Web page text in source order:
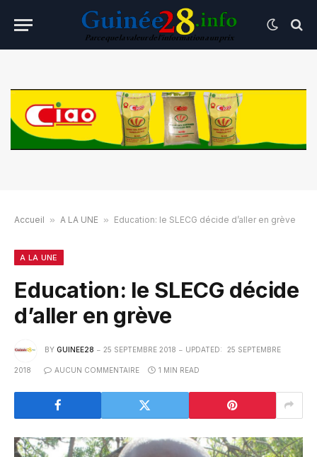
Accueil » A LA UNE » Education: le SLECG décide d’aller en grève
A LA UNE
Education: le SLECG décide
d’aller en grève
BY GUINEE28 25 SEPTEMBRE 2018 UPDATED: 25 SEPTEMBRE
2018 AUCUN COMMENTAIRE 1 MIN READ